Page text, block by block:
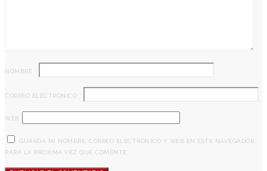
NOMBRE *
CORREO ELECTRÓNICO *
WEB
GUARDA MI NOMBRE, CORREO ELECTRÓNICO Y WEB EN ESTE NAVEGADOR
PARA LA PRÓXIMA VEZ QUE COMENTE.